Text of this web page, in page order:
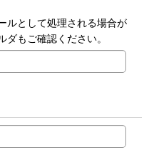
ルとして処理される場合が
もご確認ください。